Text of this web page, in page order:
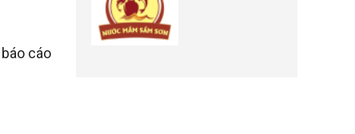
cáo